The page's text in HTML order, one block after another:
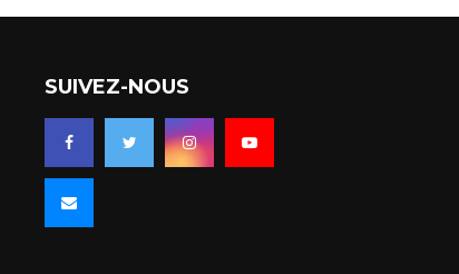
SUIVEZ-NOUS